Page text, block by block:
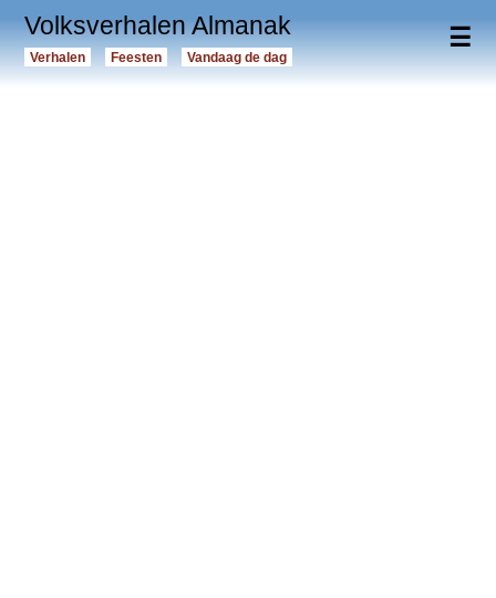
☰
Volksverhalen Almanak
Verhalen Feesten Vandaag de dag